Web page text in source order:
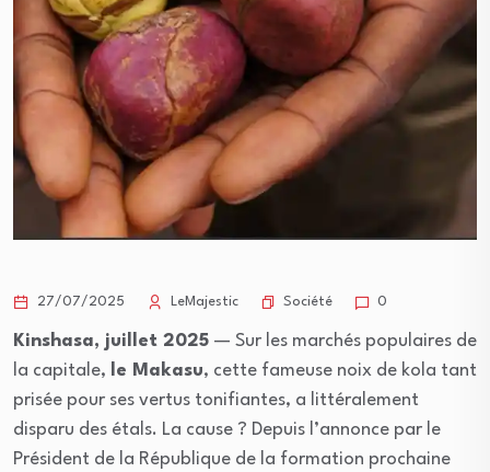
27/07/2025 LeMajestic Société 0
Kinshasa, juillet 2025 — Sur les marchés populaires de
la capitale,
le Makasu, cette fameuse noix de kola tant
prisée pour ses vertus tonifiantes, a littéralement
disparu des étals. La cause ? Depuis l’annonce par le
Président de la République de la formation prochaine